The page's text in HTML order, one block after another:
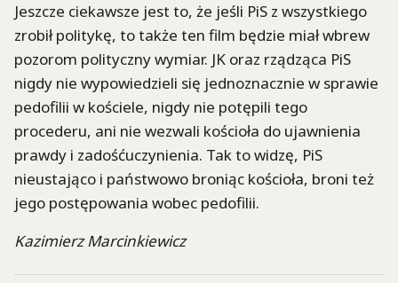
Jeszcze ciekawsze jest to, że jeśli PiS z wszystkiego
zrobił politykę, to także ten film będzie miał wbrew
pozorom polityczny wymiar. JK oraz rządząca PiS
nigdy nie wypowiedzieli się jednoznacznie w sprawie
pedofilii w kościele, nigdy nie potępili tego
procederu, ani nie wezwali kościoła do ujawnienia
prawdy i zadośćuczynienia. Tak to widzę, PiS
nieustająco i państwowo broniąc kościoła, broni też
jego postępowania wobec pedofilii.
Kazimierz Marcinkiewicz